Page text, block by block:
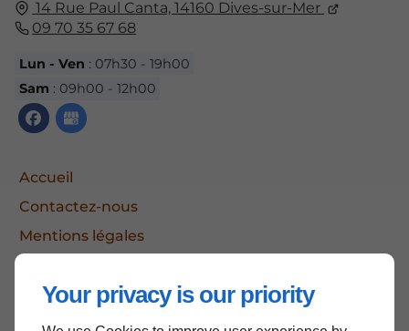
Your privacy is our priority
14 Rue Paul Canta, 14160 Dives-sur-Mer
09 70 35 67 68
Lun - Ven : 07h30 - 19h00
Sam : 09h00 - 12h00
Accueil
Contactez-nous
Mentions légales